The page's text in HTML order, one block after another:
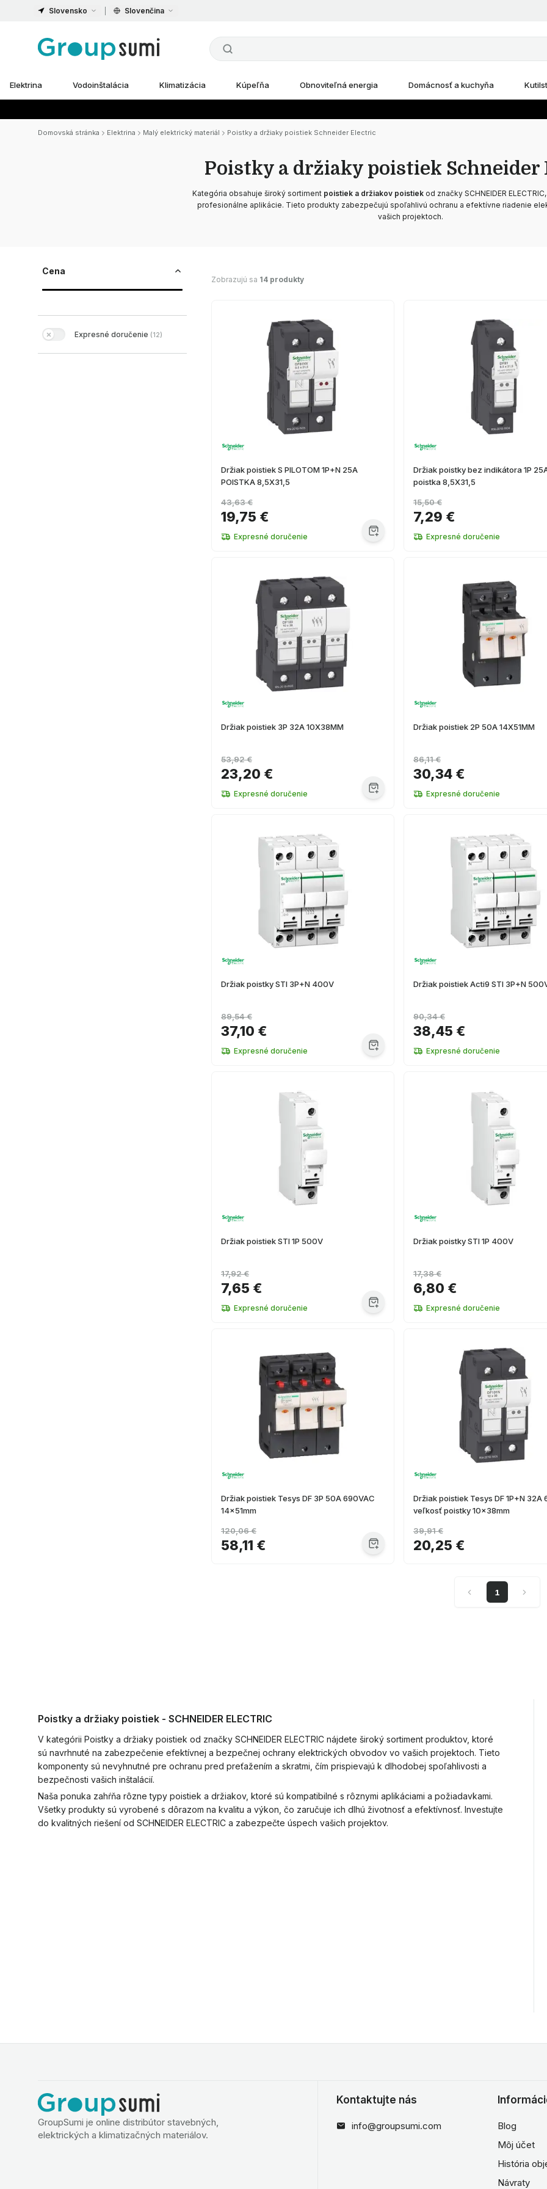
Slovensko Slovenčina
Elektrina Vodoinštalácia Klimatizácia Kúpeľňa Obnoviteľná energia Domácnosť a kuchyňa
Domovská stránka Elektrina Malý elektrický materiál Poistky a držiaky poistiek Schneider Electric
Poistky a držiaky poistiek Schneider
Kategória obsahuje široký sortiment poistiek a držiakov poistiekod značky SCHNEIDER
profesionálne aplikácie. Tieto produkty zabezpečujú spoľahlivú ochranu a efektívne riadenie
vašich projektoch.
Cena
Expresné doručenie (12)
Zobrazujú sa 14 produkty
Držiak poistiek S PILOTOM 1P+N 25A
POISTKA 8,5X31,5
19,75 €
43,63 €
Expresné doručenie
Držiak poistky bez indikátora 1P
poistka 8,5X31,5
7,29 €
15,50 €
Expresné doručenie
Držiak poistiek 3P 32A 10X38MM
23,20 €
53,92 €
Expresné doručenie
Držiak poistiek 2P 50A 14X51MM
30,34 €
86,11 €
Expresné doručenie
Držiak poistky STI 3P+N 400V
37,10 €
89,54 €
Expresné doručenie
Držiak poistiek Acti9 STI 3P+N
38,45 €
90,34 €
Expresné doručenie
Držiak poistiek STI 1P 500V
7,65 €
17,92 €
Expresné doručenie
Držiak poistky STI 1P 400V
6,80 €
17,38 €
Expresné doručenie
Držiak poistiek Tesys DF 3P 50A 690VAC
14x51mm
58,11 €
120,06 €
Držiak poistiek Tesys DF 1P+N 32A
veľkosť poistky 10x38mm
20,25 €
39,91 €
1
Poistky a držiaky poistiek - SCHNEIDER ELECTRIC
V kategórii Poistky a držiaky poistiek od značky SCHNEIDER ELECTRIC nájdete široký sortiment produktov, ktoré
sú navrhnuté na zabezpečenie efektívnej a bezpečnej ochrany elektrických obvodov vo vašich projektoch. Tieto
komponenty sú nevyhnutné pre ochranu pred preťažením a skratmi, čím prispievajú k dlhodobej spoľahlivosti a
bezpečnosti vašich inštalácií.
Naša ponuka zahŕňa rôzne typy poistiek a držiakov, ktoré sú kompatibilné s rôznymi aplikáciami a požiadavkami.
Všetky produkty sú vyrobené s dôrazom na kvalitu a výkon, čo zaručuje ich dlhú životnosť a efektívnosť. Investujte
do kvalitných riešení od SCHNEIDER ELECTRIC a zabezpečte úspech vašich projektov.
GroupSumi je online distribútor stavebných,
elektrických a klimatizačných materiálov.
Kontaktujte nás
info@groupsumi.com
Blog
Môj účet
História
Návraty